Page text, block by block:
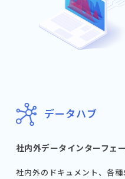
データハブ
社内外データインターフェ
社内外のドキュメント、各